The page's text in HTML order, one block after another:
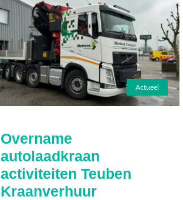
Actueel
Overname
autolaadkraan
activiteiten Teuben
Kraanverhuur